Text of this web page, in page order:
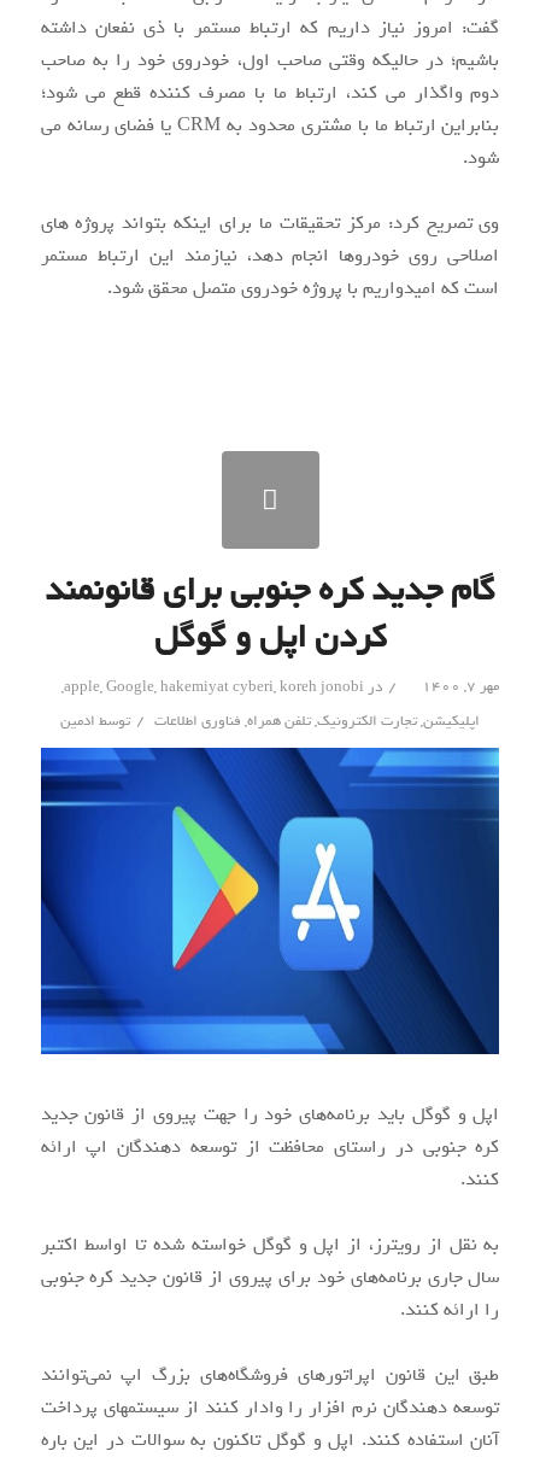
گفت: امروز نیاز داریم که ارتباط مستمر با ذی نفعان داشته
باشیم؛ در حالیکه وقتی صاحب اول، خودروی خود را به صاحب
دوم واگذار می کند، ارتباط ما با مصرف کننده قطع می شود؛
بنابراین ارتباط ما با مشتری محدود به CRM یا فضای رسانه می
شود.
وی تصریح کرد: مرکز تحقیقات ما برای اینکه بتواند پروژه های
اصلاحی روی خودروها انجام دهد، نیازمند این ارتباط مستمر
است که امیدواریم با پروژه خودروی متصل محقق شود.
گام جدید کره جنوبی برای قانونمند
کردن اپل و گوگل
مهر ۷, ۱۴۰۰ / در apple,Google,hakemiyat cyberi,koreh jonobi
,
اپلیکیشن,تجارت الکترونیک,تلفن همراه, فناوری اطلاعات / توسط ادمین
اپل و گوگل باید برنامه‌های خود را جهت پیروی از قانون جدید
کره جنوبی در راستای محافظت از توسعه دهندگان اپ ارائه
کنند.
به نقل از رویترز، از اپل و گوگل خواسته شده تا اواسط اکتبر
سال جاری برنامه‌های خود برای پیروی از قانون جدید کره جنوبی
را ارائه کنند.
طبق این قانون اپراتورهای فروشگاه‌های بزرگ اپ نمی‌توانند
توسعه دهندگان نرم افزار را وادار کنند از سیستمهای پرداخت
آنان استفاده کنند. اپل و گوگل تاکنون به سوالات در این باره